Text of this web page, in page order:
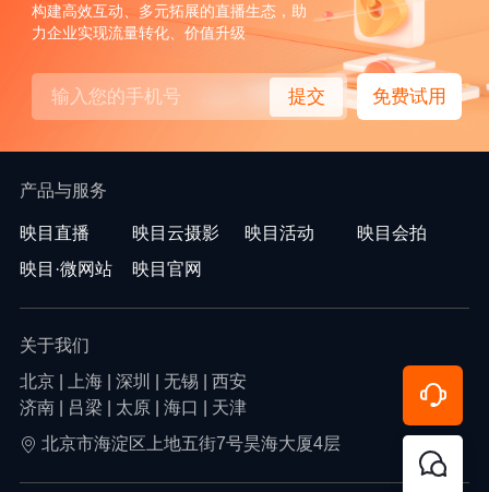
构建高效互动、多元拓展的直播生态，助
力企业实现流量转化、价值升级
提交 免费试用
产品与服务
映目直播 映目云摄影 映目活动
映目会拍
映目·微网站
映目官网
关于我们
北京 | 上海 | 深圳 | 无锡 | 西安
济南 | 吕梁 | 太原 | 海口 | 天津
北京市海淀区上地五街7号昊海大厦4层